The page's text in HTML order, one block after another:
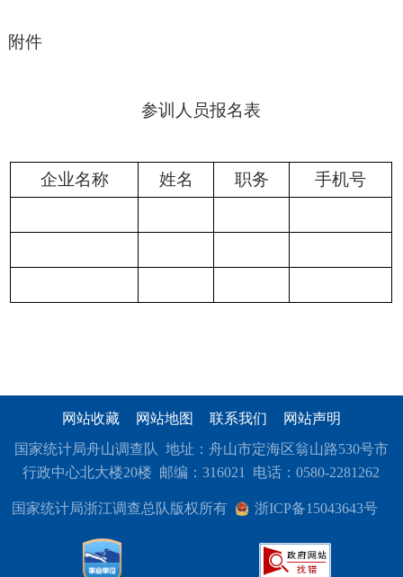
附件
参训人员报名表
企业名称 姓名 职务 手机号
网站收藏 网站地图 联系我们 网站声明
国家统计局舟山调查队 地址：舟山市定海区翁山路530号市
行政中心北大楼20楼 邮编：316021 电话：0580-2281262
国家统计局浙江调查总队版权所有 浙ICP备15043643号